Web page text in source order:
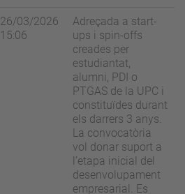
26/03/2026
15:06
Adreçada a start-
ups i spin-offs
creades per
estudiantat,
alumni, PDI o
PTGAS de la UPC i
constituïdes durant
els darrers 3 anys.
La convocatòria
vol donar suport a
l’etapa inicial del
desenvolupament
empresarial. Es